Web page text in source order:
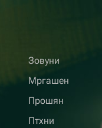
Зовуни
Мргашен
Прошян
Птхни